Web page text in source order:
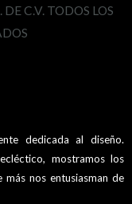
C.V. TODOS LOS
dedicada al diseño.
mostramos los
nos entusiasman de